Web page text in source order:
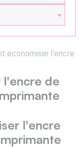
économiser l'encre
de
l'encre